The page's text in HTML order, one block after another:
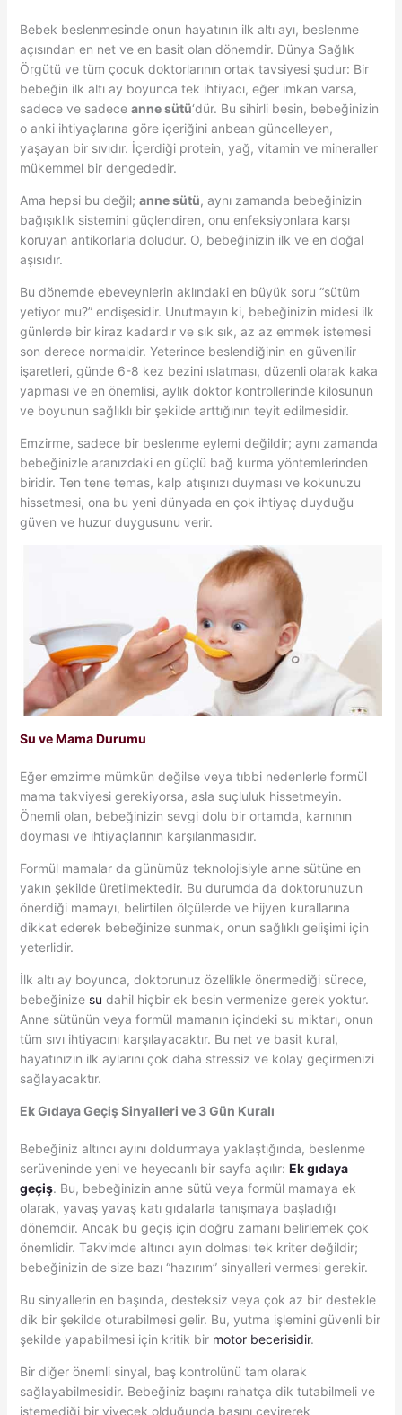
Bebek beslenmesinde onun hayatının ilk altı ayı, beslenme
açısından en net ve en basit olan dönemdir. Dünya Sağlık
Örgütü ve tüm çocuk doktorlarının ortak tavsiyesi şudur: Bir
bebeğin ilk altı ay boyunca tek ihtiyacı, eğer imkan varsa,
sadece ve sadece anne sütü‘dür. Bu sihirli besin, bebeğinizin
o anki ihtiyaçlarına göre içeriğini anbean güncelleyen,
yaşayan bir sıvıdır. İçerdiği protein, yağ, vitamin ve mineraller
mükemmel bir dengededir.
Ama hepsi bu değil; anne sütü, aynı zamanda bebeğinizin
bağışıklık sistemini güçlendiren, onu enfeksiyonlara karşı
koruyan antikorlarla doludur. O, bebeğinizin ilk ve en doğal
aşısıdır.
Bu dönemde ebeveynlerin aklındaki en büyük soru “sütüm
yetiyor mu?” endişesidir. Unutmayın ki, bebeğinizin midesi ilk
günlerde bir kiraz kadardır ve sık sık, az az emmek istemesi
son derece normaldir. Yeterince beslendiğinin en güvenilir
işaretleri, günde 6-8 kez bezini ıslatması, düzenli olarak kaka
yapması ve en önemlisi, aylık doktor kontrollerinde kilosunun
ve boyunun sağlıklı bir şekilde arttığının teyit edilmesidir.
Emzirme, sadece bir beslenme eylemi değildir; aynı zamanda
bebeğinizle aranızdaki en güçlü bağ kurma yöntemlerinden
biridir. Ten tene temas, kalp atışınızı duyması ve kokunuzu
hissetmesi, ona bu yeni dünyada en çok ihtiyaç duyduğu
güven ve huzur duygusunu verir.
Su ve Mama Durumu
Eğer emzirme mümkün değilse veya tıbbi nedenlerle formül
mama takviyesi gerekiyorsa, asla suçluluk hissetmeyin.
Önemli olan, bebeğinizin sevgi dolu bir ortamda, karnının
doyması ve ihtiyaçlarının karşılanmasıdır.
Formül mamalar da günümüz teknolojisiyle anne sütüne en
yakın şekilde üretilmektedir. Bu durumda da doktorunuzun
önerdiği mamayı, belirtilen ölçülerde ve hijyen kurallarına
dikkat ederek bebeğinize sunmak, onun sağlıklı gelişimi için
yeterlidir.
İlk altı ay boyunca, doktorunuz özellikle önermediği sürece,
bebeğinize su dahil hiçbir ek besin vermenize gerek yoktur.
Anne sütünün veya formül mamanın içindeki su miktarı, onun
tüm sıvı ihtiyacını karşılayacaktır. Bu net ve basit kural,
hayatınızın ilk aylarını çok daha stressiz ve kolay geçirmenizi
sağlayacaktır.
Ek Gıdaya Geçiş Sinyalleri ve 3 Gün Kuralı
Bebeğiniz altıncı ayını doldurmaya yaklaştığında, beslenme
serüveninde yeni ve heyecanlı bir sayfa açılır: Ek gıdaya
geçiş. Bu, bebeğinizin anne sütü veya formül mamaya ek
olarak, yavaş yavaş katı gıdalarla tanışmaya başladığı
dönemdir. Ancak bu geçiş için doğru zamanı belirlemek çok
önemlidir. Takvimde altıncı ayın dolması tek kriter değildir;
bebeğinizin de size bazı “hazırım” sinyalleri vermesi gerekir.
Bu sinyallerin en başında, desteksiz veya çok az bir destekle
dik bir şekilde oturabilmesi gelir. Bu, yutma işlemini güvenli bir
şekilde yapabilmesi için kritik bir motor becerisidir.
Bir diğer önemli sinyal, baş kontrolünü tam olarak
sağlayabilmesidir. Bebeğiniz başını rahatça dik tutabilmeli ve
istemediği bir yiyecek olduğunda başını çevirerek